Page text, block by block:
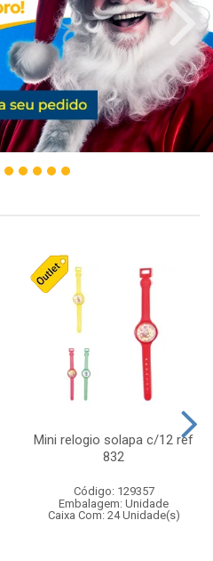
Mini relogio solapa c/12 ref
832
Código: 129357
Embalagem: Unidade
Caixa Com: 24 Unidade(s)